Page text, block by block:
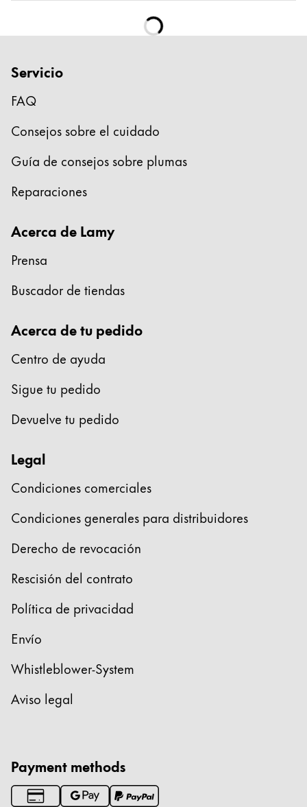
Servicio
FAQ
Consejos sobre el cuidado
Guía de consejos sobre plumas
Reparaciones
Acerca de Lamy
Prensa
Buscador de tiendas
Acerca de tu pedido
Centro de ayuda
Sigue tu pedido
Devuelve tu pedido
Legal
Condiciones comerciales
Condiciones generales para distribuidores
Derecho de revocación
Rescisión del contrato
Política de privacidad
Envío
Whistleblower-System
Aviso legal
Payment methods